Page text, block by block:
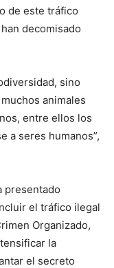
de este tráfico
decomisado
sino
animales
entre ellos los
a seres humanos”,
presentado
el tráfico ilegal
Organizado,
la
el secreto